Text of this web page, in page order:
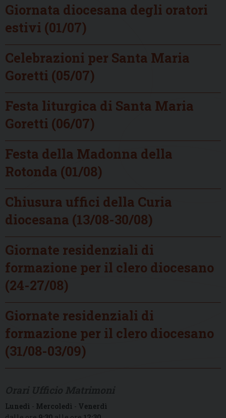
Giornata diocesana degli oratori
estivi (01/07)
Celebrazioni per Santa Maria
Goretti (05/07)
Festa liturgica di Santa Maria
Goretti (06/07)
Festa della Madonna della
Rotonda (01/08)
Chiusura uffici della Curia
diocesana (13/08-30/08)
Giornate residenziali di
formazione per il clero diocesano
(24-27/08)
Giornate residenziali di
formazione per il clero diocesano
(31/08-03/09)
Lunedì - Mercoledì - Venerdì